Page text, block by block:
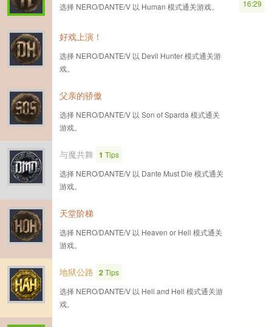
选择 NERO/DANTE/V 以 Human 模式通关游戏。
16:29
好戏上演！
选择 NERO/DANTE/V 以 Devil Hunter 模式通关游
戏。
父亲的骄傲
选择 NERO/DANTE/V 以 Son of Sparda 模式通关
游戏。
与魔共舞 1 Tips
选择 NERO/DANTE/V 以 Dante Must Die 模式通关
游戏。
天堂阶梯
选择 NERO/DANTE/V 以 Heaven or Hell 模式通关
游戏。
地狱公路 2Tips
选择 NERO/DANTE/V 以 Hell and Hell 模式通关游
戏。